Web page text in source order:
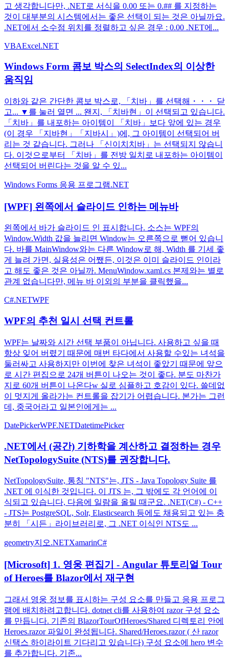
고 생각합니다만, .NET로 서식을 0.00 또는 0.## 를 지정하는
것이 대부분의 시스템에서는 좋은 선택이 되는 것은 아닐까요.
.NET에서 소수점 위치를 정렬하고 싶은 경우 : 0.00 .NET에...
VBAExcel.NET
Windows Form 콤보 박스의 SelectIndex의 이상한
움직임
이하와 같은 간단한 콤보 박스로, 「치바」를 선택해・・・ 닫
고... ▼를 눌러 열면 ... 왠지, 「치바현」이 선택되고 있습니다.
「치바」를 내포하는 아이템이 「치바」보다 앞에 있는 경우
(이 경우 「지바현」「지바시」)에, 그 아이템이 선택되어 버
리는 것 같습니다. 그러나 「신이치치바」는 선택되지 않습니
다. 이것으로부터 「치바」를 전방 일치로 내포하는 아이템이
선택되어 버린다는 것을 알 수 있...
Windows Forms 응용 프로그램.NET
[WPF] 왼쪽에서 슬라이드 인하는 메뉴바
왼쪽에서 바가 슬라이드 인 표시합니다. 소스는 WPF의
Window.Width 값을 늘리면 Window는 오른쪽으로 뻗어 있습니
다. 바를 MainWindow와는 다른 Window로 해, Width 를 기세 좋
게 늘려 가면, 실용성은 어쨌든, 이것은 이미 슬라이드 인이라
고 해도 좋은 것은 아닐까. MenuWindow.xaml.cs 본제와는 별로
관계 없습니다만, 메뉴 바 이외의 부분을 클릭했을...
C#.NETWPF
WPF의 추천 일시 선택 컨트롤
WPF는 날짜와 시간 선택 부품이 아닙니다. 사용하고 싶을 때
항상 잊어 버렸기 때문에 매번 타다에서 사용할 수있는 녀석을
둘러싸고 사용하지만 이번에 찾은 녀석이 좋았기 때문에 앞으
로 시간 편집으로 24개 버튼이 나오는 것이 좋다. 분도 마찬가
지로 60개 버튼이 나온다w 실로 심플하고 호감이 있다. 쓸데없
이 멋지게 올라가는 컨트롤을 잡기가 어렵습니다. 본가는 그런
데, 중국어라고 일본인에게는 ...
DatePickerWPF.NETDatetimePicker
.NET에서 (공간) 기하학을 계산하고 결정하는 경우
NetTopologySuite (NTS)를 권장합니다.
NetTopologySuite, 통칭 "NTS"는, JTS - Java Topology Suite 를
.NET 에 이식한 것입니다. 이 JTS 는, 그 밖에도 각 언어에 이
식되고 있습니다, 다음에 일람을 올릴 때군요. .NET(C#) - C++
- JTS는 PostgreSQL, Solr, Elasticsearch 등에도 채용되고 있는 충
분히 「시든」라이브러리로, 그 .NET 이식인 NTS도 ...
geometry지오.NETXamarinC#
[Microsoft] 1. 영웅 편집기 - Angular 튜토리얼 Tour
of Heroes를 Blazor에서 재구현
그래서 영웅 정보를 표시하는 구성 요소를 만들고 응용 프로그
램에 배치하려고합니다. dotnet cli를 사용하여 razor 구성 요소
를 만듭니다. 기존의 BlazorTourOfHeroes/Shared 디렉토리 안에
Heroes.razor 파일이 완성됩니다. Shared/Heroes.razor ( 산 razor
신택스 하이라이트 기다리고 있습니다) 구성 요소에 hero 변수
를 추가합니다. 기존...